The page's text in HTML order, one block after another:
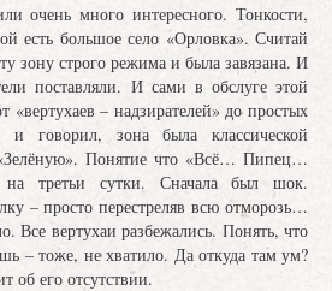
очень много интересного. Тонкости,
есть большое село «Орловка». Считай
зону строго режима и была завязана. И
поставляли. И сами в обслуге этой
«вертухаев – надзирателей» до простых
говорил, зона была классической
Понятие что «Всё… Пипец…
на третьи сутки. Сначала был шок.
– просто перестреляв всю отморозь…
Все вертухаи разбежались. Понять, что
– тоже, не хватило. Да откуда там ум?
об его отсутствии.